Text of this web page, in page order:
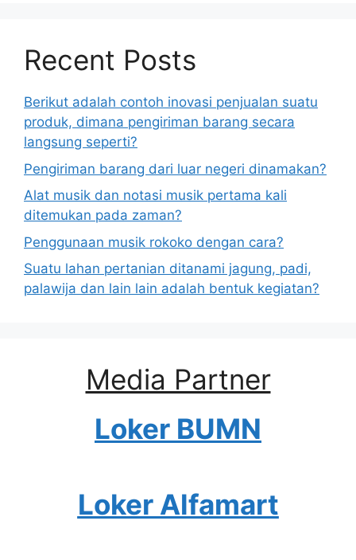
Recent Posts
Berikut adalah contoh inovasi penjualan suatu
produk, dimana pengiriman barang secara
langsung seperti?
Pengiriman barang dari luar negeri dinamakan?
Alat musik dan notasi musik pertama kali
ditemukan pada zaman?
Penggunaan musik rokoko dengan cara?
Suatu lahan pertanian ditanami jagung, padi,
palawija dan lain lain adalah bentuk kegiatan?
Media Partner
Loker BUMN
Loker Alfamart